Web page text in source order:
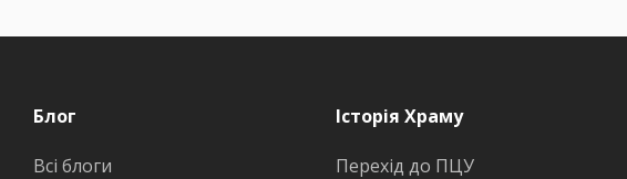
Блог
Всі блоги
Історія Храму
Перехід до ПЦУ